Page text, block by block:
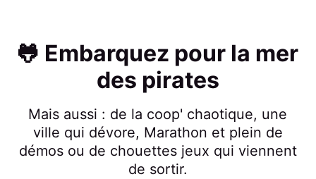
🐸 Embarquez pour la mer
des pirates
Mais aussi : de la coop' chaotique, une
ville qui dévore, Marathon et plein de
démos ou de chouettes jeux qui viennent
de sortir.